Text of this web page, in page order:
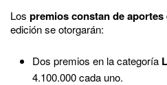
Los premios constan de
edición se otorgarán:
Dos premios en la categoría
4.100.000 cada uno.